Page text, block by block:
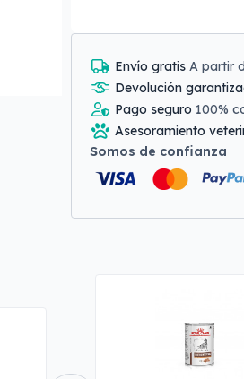
Envío gratis A partir
Devolución
Pago seguro 100%
Asesoramiento
Somos de confianza